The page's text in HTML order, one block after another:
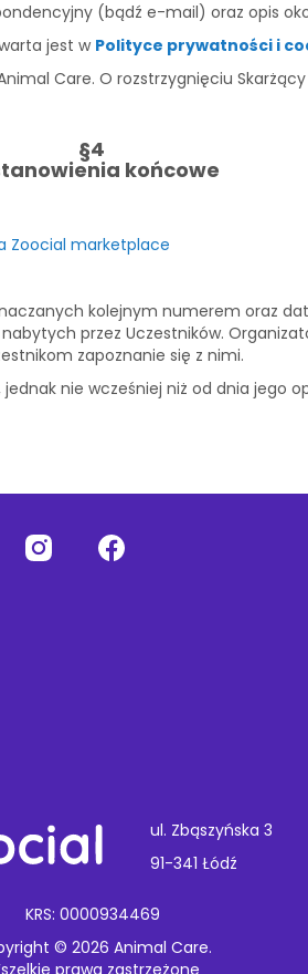
(bądź e-mail) oraz opis
jest w Polityce prywatności i
Care. O rozstrzygnięciu
§4
końcowe
Zoocial marketplace
kolejnym numerem oraz
przez Uczestników.
zapoznanie się z nimi.
nie wcześniej niż od dnia jego
ul. Zbąszyńska 3
91-341 Łódź
KRS: 0000934469
© 2026 Animal Care.
prawa zastrzeżone